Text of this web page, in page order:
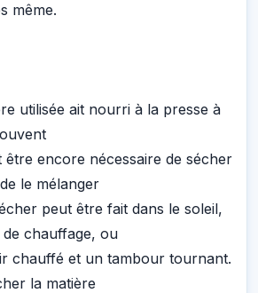
même.
utilisée ait nourri à la presse à
être encore nécessaire de sécher
le mélanger
peut être fait dans le soleil,
chauffage, ou
chauffé et un tambour tournant.
la matière